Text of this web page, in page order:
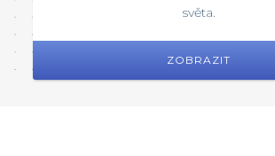
světa.
ZOBRAZIT